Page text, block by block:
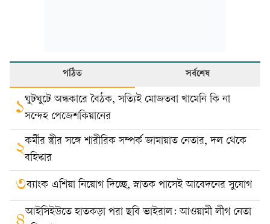
পঠিত সর্বশেষ
১ঘুটঘুটে অন্ধকারে বৈঠক, সত্যিই মোজতবা খামেনি কি না
সন্দেহ পেজেশকিয়ানের
২কর্মীর স্ত্রীর সঙ্গে শারীরিক সম্পর্ক জামায়াত নেতার, দল থেকে
বহিষ্কার
৩ব্যাংক এশিয়া নিয়োগ দিচ্ছে, স্নাতক পাসেই আবেদনের সুযোগ
আইসিইউতে হাতকড়া পরা ছবি ভাইরাল: আওয়ামী লীগ নেতা